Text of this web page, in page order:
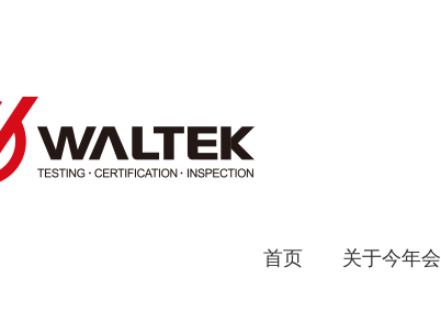
首页 关于今年会